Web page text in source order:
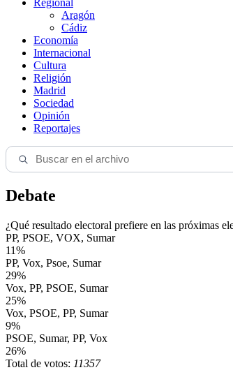
Aragón
Cádiz
Economía
Internacional
Cultura
Religión
Madrid
Sociedad
Opinión
Reportajes
Debate
¿Qué resultado electoral prefiere en las próximas
PP, PSOE, VOX, Sumar
11%
PP, Vox, Psoe, Sumar
29%
Vox, PP, PSOE, Sumar
25%
Vox, PSOE, PP, Sumar
9%
PSOE, Sumar, PP, Vox
26%
Total de votos: 11357